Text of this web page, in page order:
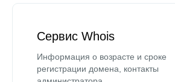
Сервис Whois
Информация о возрасте и сроке
регистрации домена, контакты